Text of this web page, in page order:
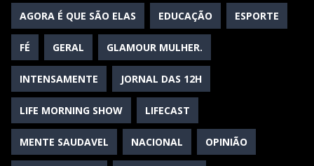
AGORA É QUE SÃO ELAS EDUCAÇÃO ESPORTE
FÉ GERAL GLAMOUR MULHER.
INTENSAMENTE JORNAL DAS 12H
LIFE MORNING SHOW LIFECAST
MENTE SAUDAVEL NACIONAL OPINIÃO